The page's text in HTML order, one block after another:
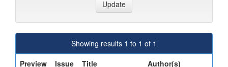
Showing results 1 to 1 of 1
Preview
Issue
Title Author(s)